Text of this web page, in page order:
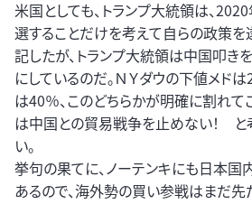
米国としても、トランプ大統領は、
選することだけを考えて自らの政策を
記したが、トランプ大統領は中国叩き
にしているのだ。ＮＹダウの下値メド
は40％、このどちらかが明確に割れて
は中国との貿易戦争を止めない！ と
い。
挙句の果てに、ノーテンキにも日本
あるので、海外勢の買い参戦はまだ先